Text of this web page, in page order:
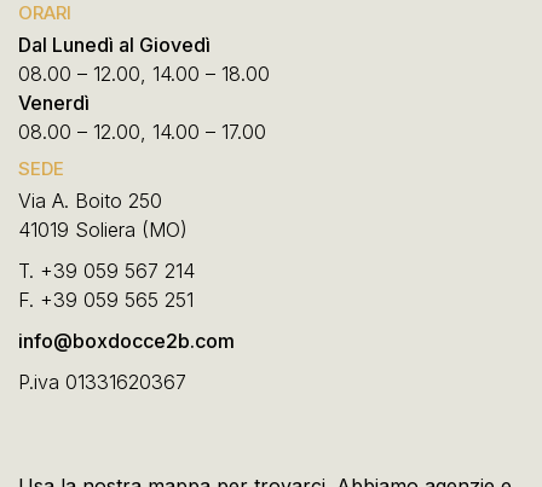
ORARI
Dal Lunedì al Giovedì
08.00 – 12.00, 14.00 – 18.00
Venerdì
08.00 – 12.00, 14.00 – 17.00
SEDE
Via A. Boito 250
41019 Soliera (MO)
T. +39 059 567 214
F. +39 059 565 251
info@boxdocce2b.com
P.iva 01331620367